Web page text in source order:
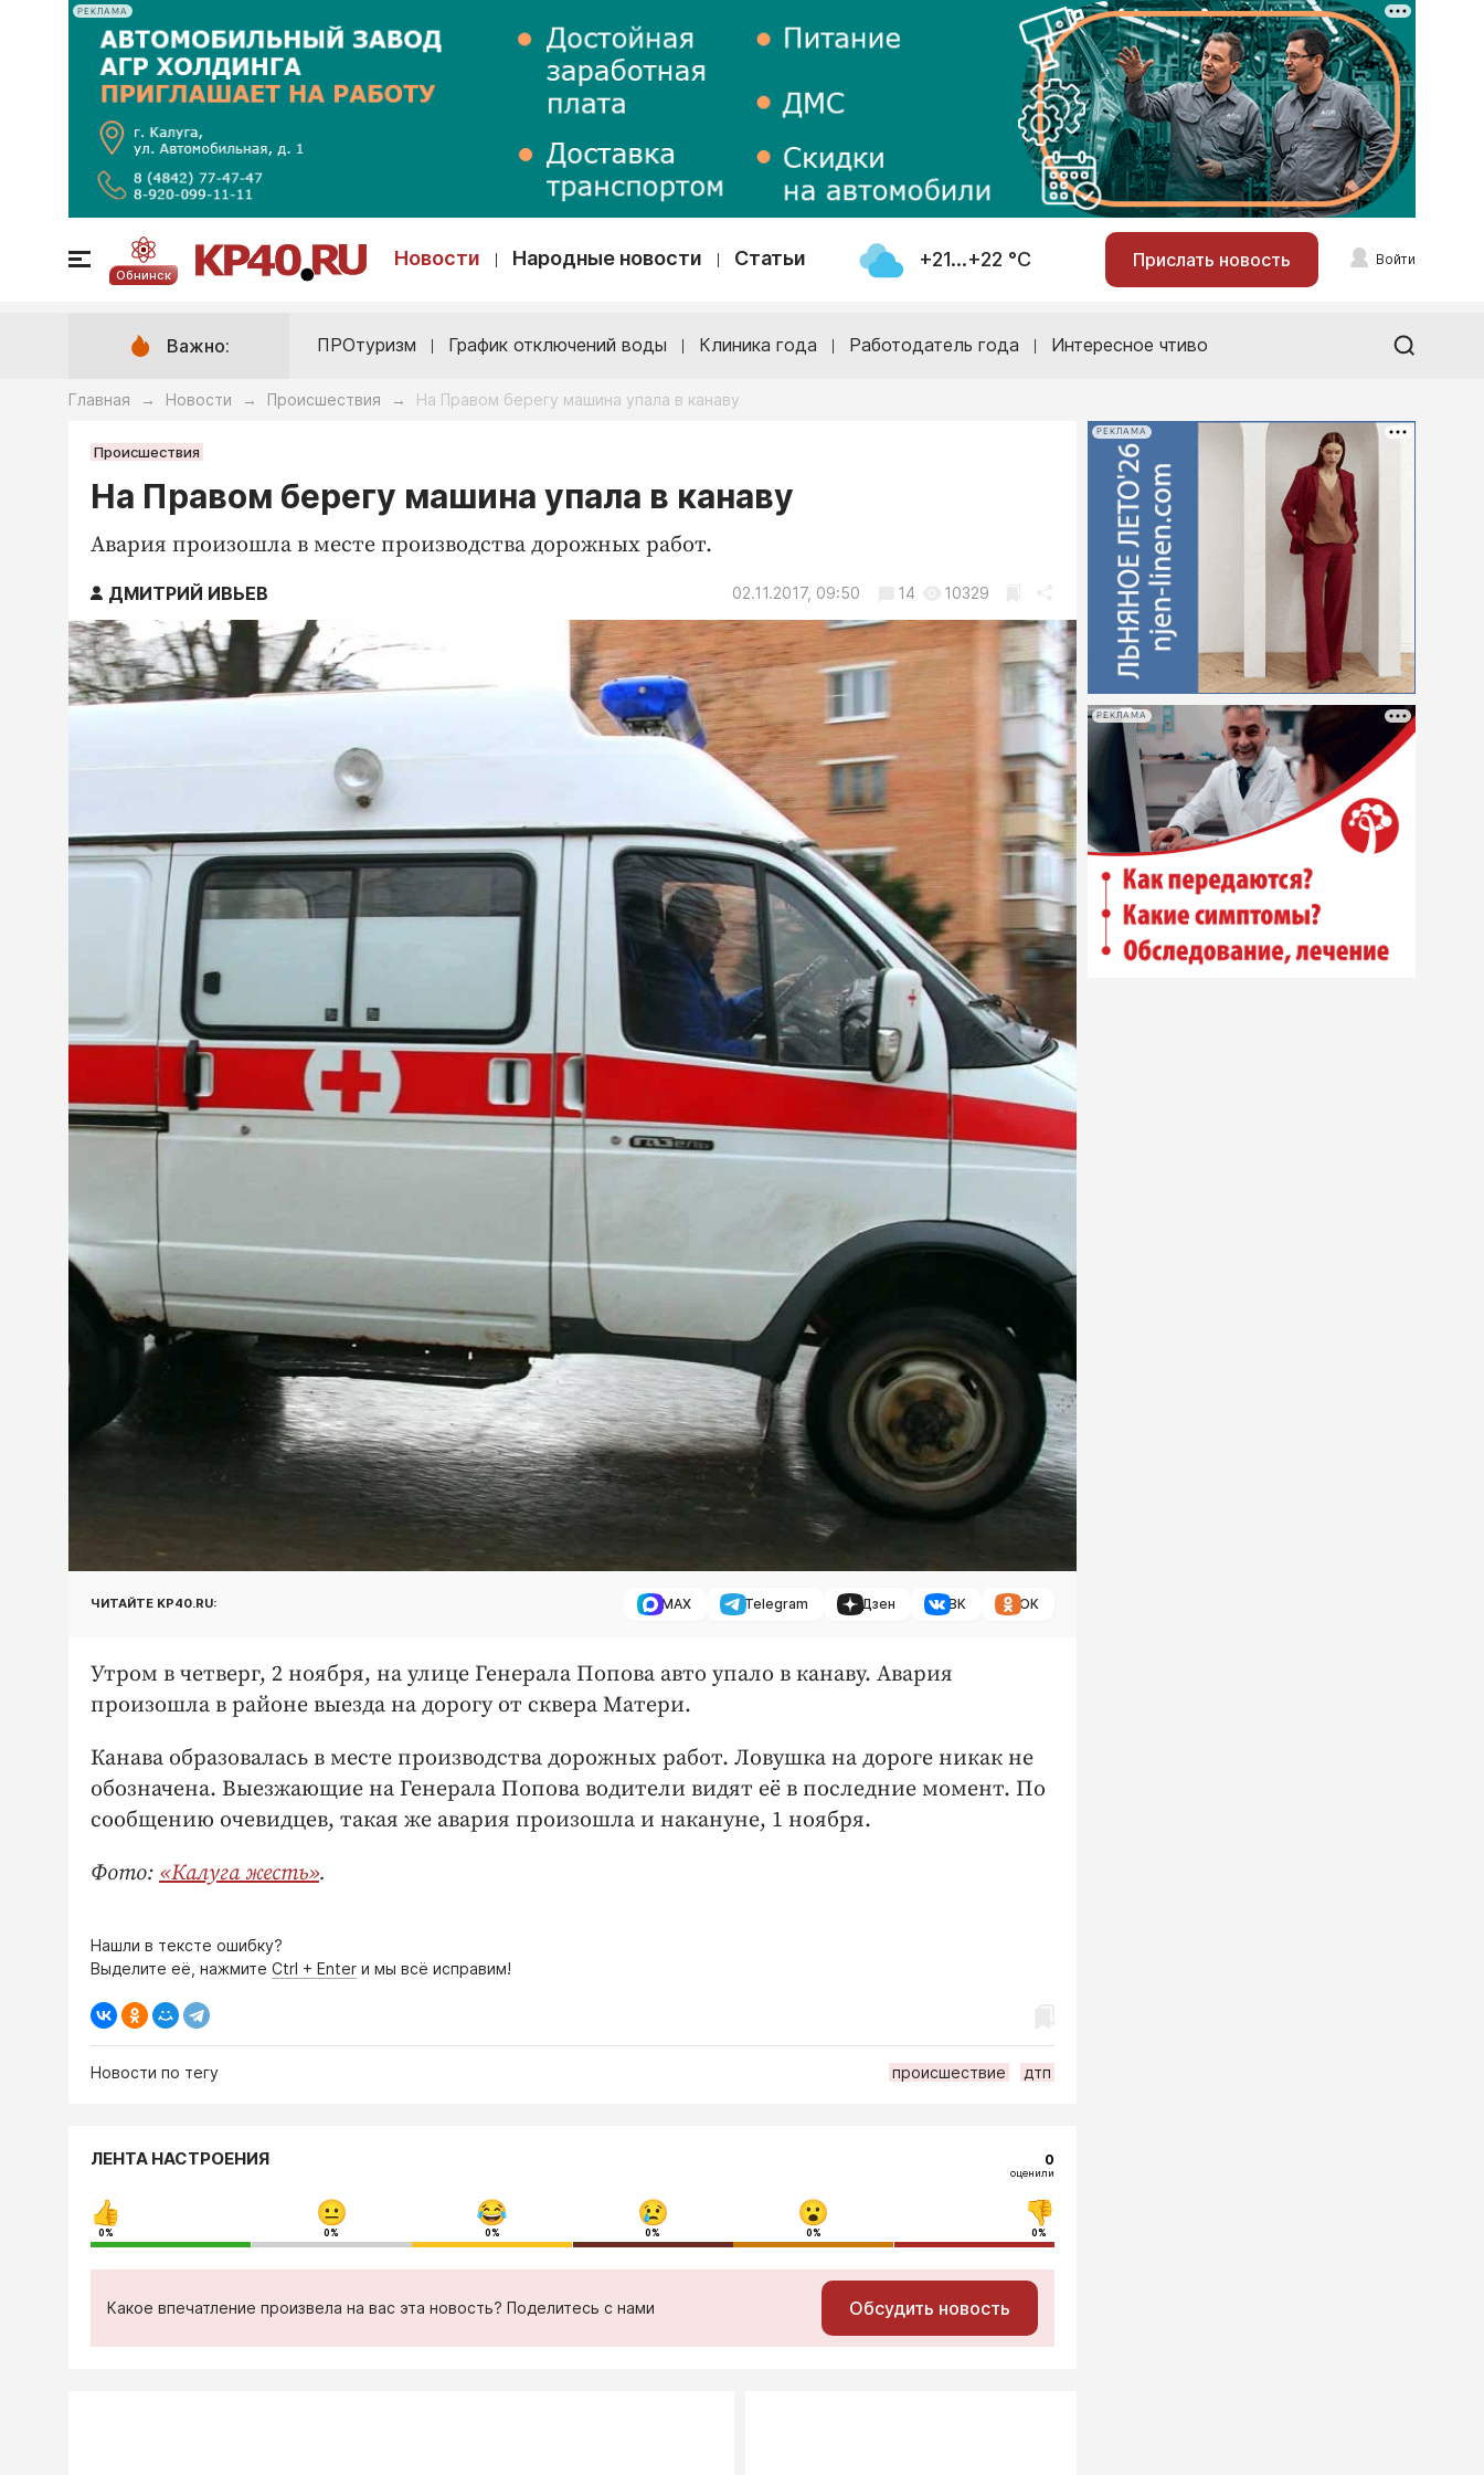
РЕКЛАМА
Обнинск
Новости Народные новости Статьи +21...+22 °С Прислать новость Войти
Важно: ПРОтуризм График отключений воды Клиника года Работодатель года Интересное чтиво
Главная → Новости → Происшествия → На Правом берегу машина упала в канаву
Происшествия
На Правом берегу машина упала в канаву
Авария произошла в месте производства дорожных работ.
ДМИТРИЙ ИВЬЕВ 02.11.2017, 09:50 14 10329
ЧИТАЙТЕ KP40.RU: MAX Telegram Дзен ВК ОК
Утром в четверг, 2 ноября, на улице Генерала Попова авто упало в канаву. Авария
произошла в районе выезда на дорогу от сквера Матери.
Канава образовалась в месте производства дорожных работ. Ловушка на дороге никак не
обозначена. Выезжающие на Генерала Попова водители видят её в последние момент. По
сообщению очевидцев, такая же авария произошла и накануне, 1 ноября.
Фото: «Калуга жесть».
Нашли в тексте ошибку?
Выделите её, нажмите Ctrl + Enter и мы всё исправим!
Новости по тегу происшествие дтп
РЕКЛАМА
РЕКЛАМА
ЛЕНТА НАСТРОЕНИЯ 0
оценили
0% 0% 0% 0% 0% 0%
Какое впечатление произвела на вас эта новость? Поделитесь с нами Обсудить новость